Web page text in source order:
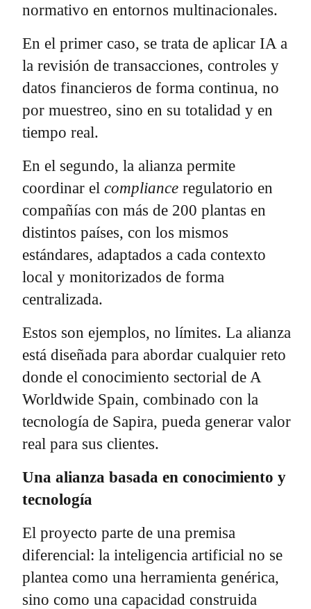
normativo en entornos multinacionales.
En el primer caso, se trata de aplicar IA a
la revisión de transacciones, controles y
datos financieros de forma continua, no
por muestreo, sino en su totalidad y en
tiempo real.
En el segundo, la alianza permite
coordinar el compliance regulatorio en
compañías con más de 200 plantas en
distintos países, con los mismos
estándares, adaptados a cada contexto
local y monitorizados de forma
centralizada.
Estos son ejemplos, no límites. La alianza
está diseñada para abordar cualquier reto
donde el conocimiento sectorial de A
Worldwide Spain, combinado con la
tecnología de Sapira, pueda generar valor
real para sus clientes.
Una alianza basada en conocimiento y
tecnología
El proyecto parte de una premisa
diferencial: la inteligencia artificial no se
plantea como una herramienta genérica,
sino como una capacidad construida